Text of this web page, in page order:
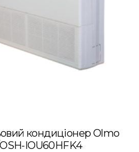
кондиціонер Olmo
IOU60HFK4